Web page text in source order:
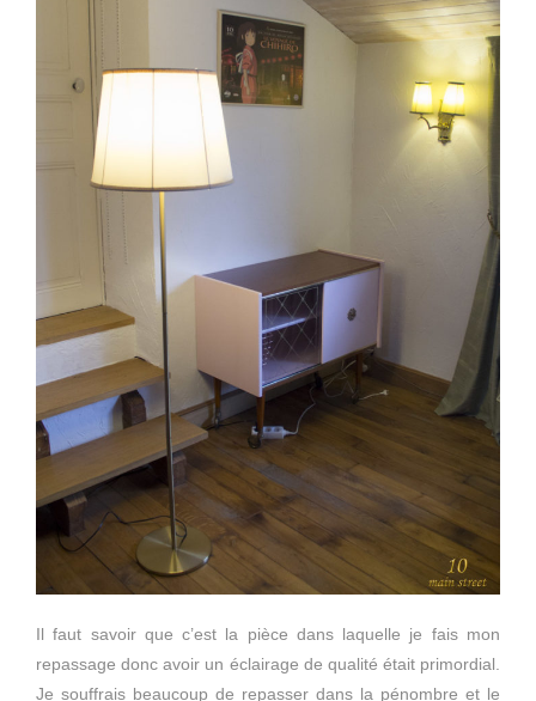
Il faut savoir que c’est la pièce dans laquelle je fais mon
repassage donc avoir un éclairage de qualité était primordial.
Je souffrais beaucoup de repasser dans la pénombre et le